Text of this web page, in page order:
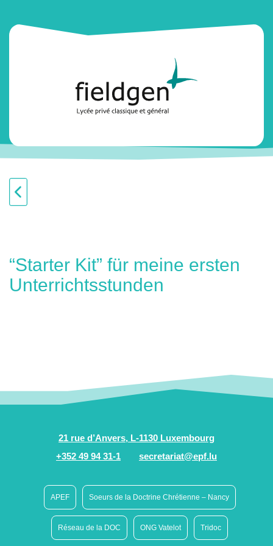
“Starter Kit” für meine ersten
Unterrichtsstunden
21 rue d’Anvers, L-1130 Luxembourg
+352 49 94 31-1
secretariat@epf.lu
APEF Soeurs de la Doctrine Chrétienne – Nancy
Réseau de la DOC ONG Vatelot Tridoc